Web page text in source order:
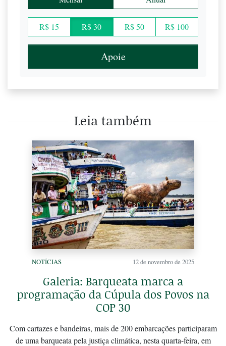
R$ 15 R$ 30 R$ 50 R$ 100
Apoie
Leia também
NOTÍCIAS 12 de novembro de 2025
Galeria: Barqueata marca a
programação da Cúpula dos Povos na
COP 30
Com cartazes e bandeiras, mais de 200 embarcações participaram
de uma barqueata pela justiça climática, nesta quarta-feira, em